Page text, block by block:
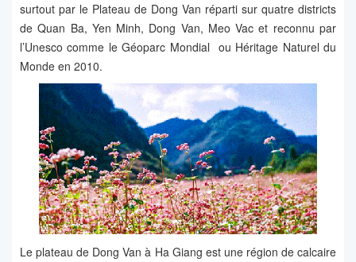
surtout par le Plateau de Dong Van réparti sur quatre districts
de Quan Ba, Yen Minh, Dong Van, Meo Vac et reconnu par
l’Unesco comme le Géoparc Mondial ou Héritage Naturel du
Monde en 2010.
Le plateau de Dong Van à Ha Giang est une région de calcaire